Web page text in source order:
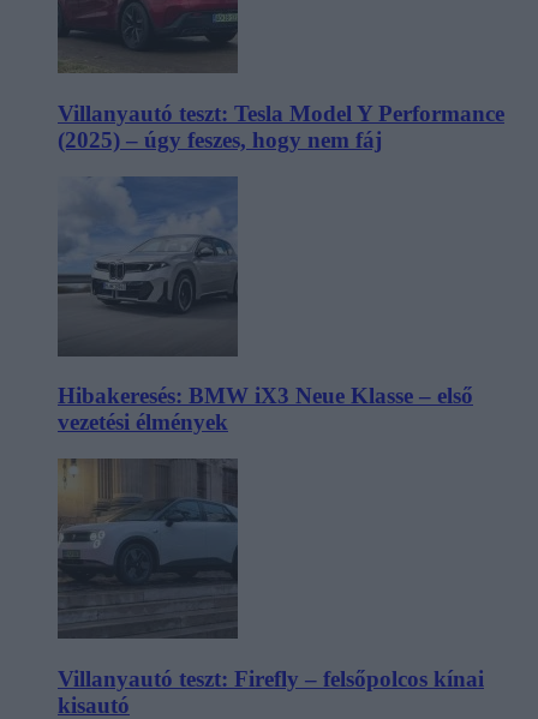
Villanyautó teszt: Tesla Model Y Performance
(2025) – úgy feszes, hogy nem fáj
Hibakeresés: BMW iX3 Neue Klasse – első
vezetési élmények
Villanyautó teszt: Firefly – felsőpolcos kínai
kisautó